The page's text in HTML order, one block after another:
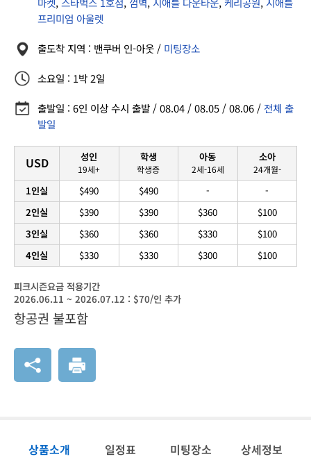
프리미엄 아울렛
출도착 지역 : 밴쿠버 인-아웃 / 미팅장소
소요일 : 1박 2일
출발일 : 6인 이상 수시 출발 / 08.04 / 08.05 / 08.06 / 전체 출
발일
USD
1인실
2인실
3인실
4인실
성인
19세+
$490
$390
$360
$330
학생
학생증
$490
$390
$360
$330
아동
2세-16세
-
$360
$330
$300
소아
24개월-
-
$100
$100
$100
피크시즌요금 적용기간
2026.06.11 ~ 2026.07.12 : $70/인 추가
항공권 불포함
상품소개 일정표 미팅장소 상세정보